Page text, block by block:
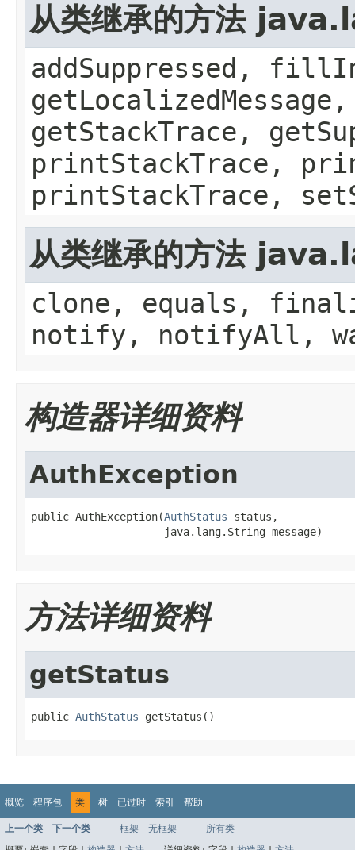
从类继承的方法
addSuppressed,
getStackTrace,
printStackTrace,
printStackTrace,
从类继承的方法
clone, equals,
notify, notifyAll,
构造器详细资料
AuthException
public AuthException(AuthStatus status,
                     java.lang.String message)
方法详细资料
getStatus
public AuthStatus getStatus()
概览 程序包 类 树 已过时 索引 帮助
上一个类 下一个类 框架 无框架
所有类